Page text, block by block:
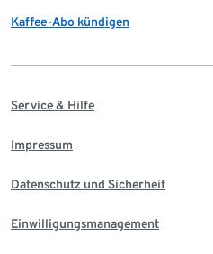
Kaffee-Abo kündigen
Service & Hilfe
Impressum
Datenschutz und Sicherheit
Einwilligungsmanagement